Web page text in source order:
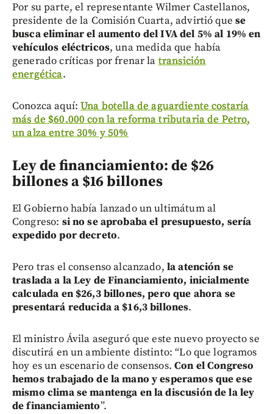
Por su parte, el representante Wilmer Castellanos,
presidente de la Comisión Cuarta, advirtió quese
busca eliminar el aumento del IVA del 5% al 19% en
vehículos eléctricos, una medida que había
generado críticas por frenar la transición
energética.
Conozca aquí:Una botella de aguardiente costaría
más de $60.000 con la reforma tributaria de Petro,
un alza entre 30% y 50%
Ley de financiamiento: de $26
billones a $16 billones
El Gobierno había lanzado un ultimátum al
Congreso: si no se aprobaba el presupuesto, sería
expedido por decreto.
Pero tras el consenso alcanzado, la atención se
traslada a la Ley de Financiamiento, inicialmente
calculada en $26,3 billones, pero que ahora se
presentará reducida a $16,3 billones.
El ministro Ávila aseguró que este nuevo proyecto se
discutirá en un ambiente distinto: “Lo que logramos
hoy es un escenario de consensos.Con el Congreso
hemos trabajado de la mano y esperamos que ese
mismo clima se mantenga en la discusión de la ley
de financiamiento”.